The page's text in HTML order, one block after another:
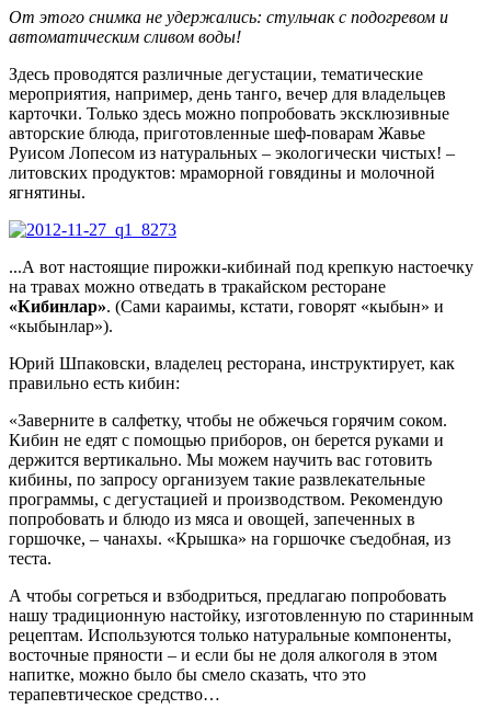
От этого снимка не удержались: стульчак с подогревом и
автоматическим сливом воды!
Здесь проводятся различные дегустации, тематические
мероприятия, например, день танго, вечер для владельцев
карточки. Только здесь можно попробовать эксклюзивные
авторские блюда, приготовленные шеф-поварам Жавье
Руисом Лопесом из натуральных – экологически чистых! –
литовских продуктов: мраморной говядины и молочной
ягнятины.
...А вот настоящие пирожки-кибинай под крепкую настоечку
на травах можно отведать в тракайском ресторане
«Кибинлар». (Сами караимы, кстати, говорят «кыбын» и
«кыбынлар»).
Юрий Шпаковски, владелец ресторана, инструктирует, как
правильно есть кибин:
«Заверните в салфетку, чтобы не обжечься горячим соком.
Кибин не едят с помощью приборов, он берется руками и
держится вертикально. Мы можем научить вас готовить
кибины, по запросу организуем такие развлекательные
программы, с дегустацией и производством. Рекомендую
попробовать и блюдо из мяса и овощей, запеченных в
горшочке, – чанахы. «Крышка» на горшочке съедобная, из
теста.
А чтобы согреться и взбодриться, предлагаю попробовать
нашу традиционную настойку, изготовленную по старинным
рецептам. Используются только натуральные компоненты,
восточные пряности – и если бы не доля алкоголя в этом
напитке, можно было бы смело сказать, что это
терапевтическое средство…